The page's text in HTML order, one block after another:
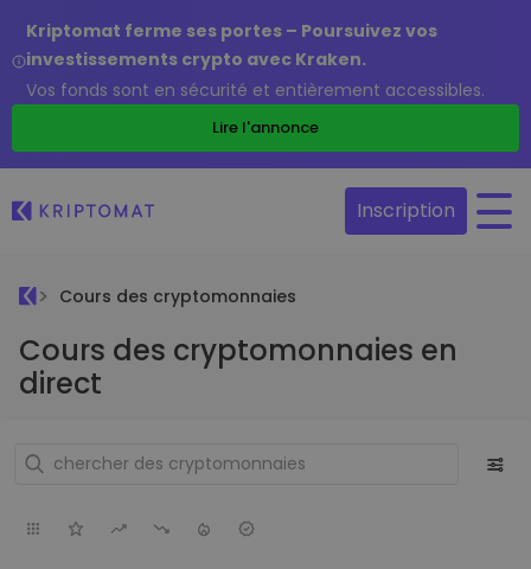
Kriptomat ferme ses portes – Poursuivez vos
investissements crypto avec Kraken.
Vos fonds sont en sécurité et entièrement accessibles.
Lire l'annonce
Inscription
Cours des cryptomonnaies
Cours des cryptomonnaies en
direct